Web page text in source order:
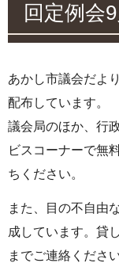
回定例会
あかし市議会だよ
配布しています。
議会局のほか、行
ビスコーナーで無
ちください。
また、目の不自由
成しています。貸
までご連絡ください